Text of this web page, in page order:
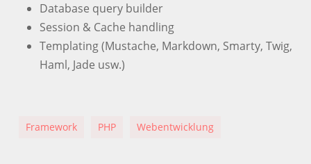
Database query builder
Session & Cache handling
Templating (Mustache, Markdown, Smarty, Twig,
Haml, Jade usw.)
Framework PHP Webentwicklung